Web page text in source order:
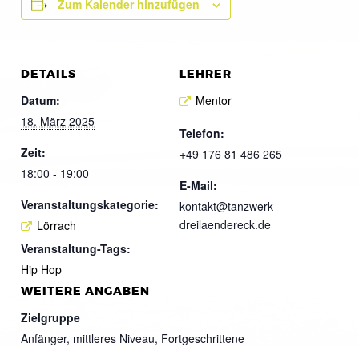
Zum Kalender hinzufügen
DETAILS
Datum:
18. März 2025
Zeit:
18:00 - 19:00
Veranstaltungskategorie:
Lörrach
Veranstaltung-Tags:
Hip Hop
LEHRER
Mentor
Telefon:
+49 176 81 486 265
E-Mail:
kontakt@tanzwerk-
dreilaendereck.de
WEITERE ANGABEN
Zielgruppe
Anfänger, mittleres Niveau, Fortgeschrittene